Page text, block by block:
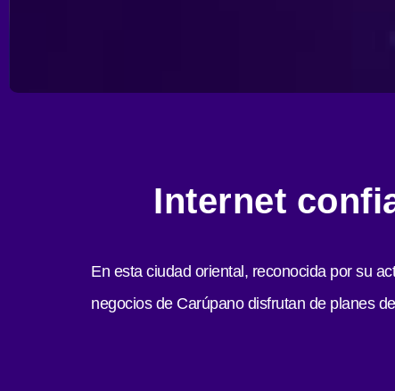
Internet
En esta ciudad oriental, reconocida por su
negocios de Carúpano disfrutan de planes